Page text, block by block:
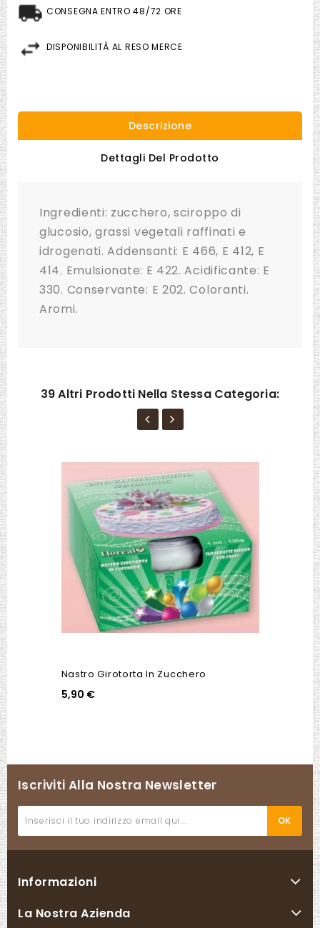
CONSEGNA ENTRO 48/72 ORE
DISPONIBILITÀ AL RESO MERCE
Descrizione
Dettagli Del Prodotto
Ingredienti: zucchero, sciroppo di
glucosio, grassi vegetali raffinati e
idrogenati.Addensanti: E 466, E 412, E
414. Emulsionate: E 422. Acidificante: E
330. Conservante: E 202. Coloranti.
Aromi.
39 Altri Prodotti Nella Stessa Categoria:
Nastro Girotorta In Zucchero
5,90 €
Iscriviti Alla Nostra Newsletter
Informazioni
La Nostra Azienda